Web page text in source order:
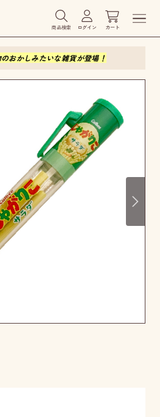
商品検索 ログイン カート
おかしみたいな雑貨が登場！